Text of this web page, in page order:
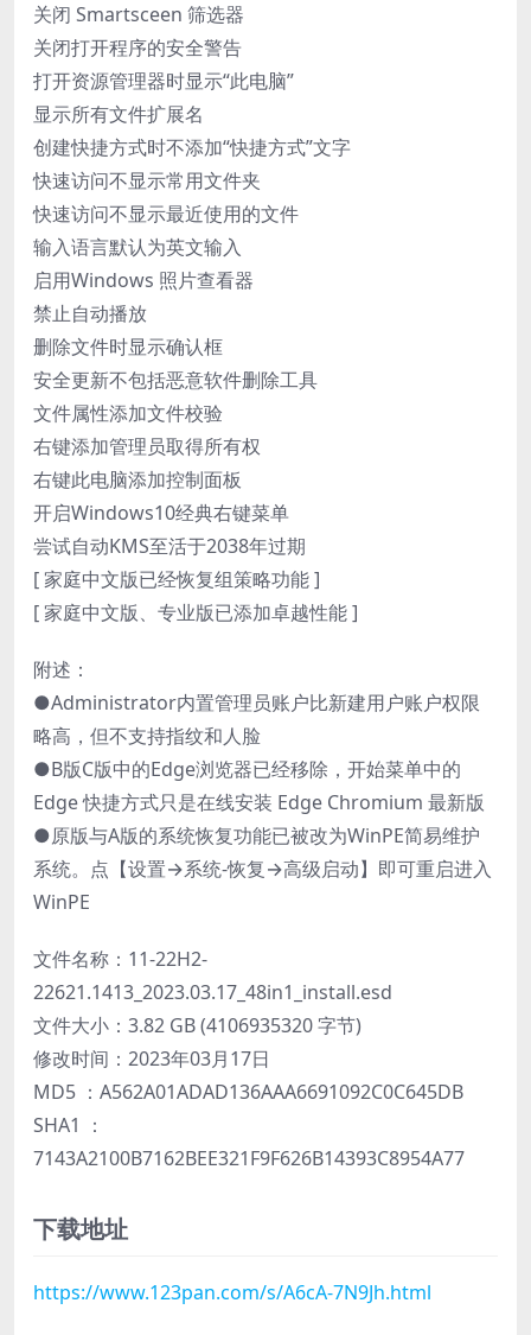
关闭 Smartsceen 筛选器
关闭打开程序的安全警告
打开资源管理器时显示“此电脑”
显示所有文件扩展名
创建快捷方式时不添加“快捷方式”文字
快速访问不显示常用文件夹
快速访问不显示最近使用的文件
输入语言默认为英文输入
启用Windows 照片查看器
禁止自动播放
删除文件时显示确认框
安全更新不包括恶意软件删除工具
文件属性添加文件校验
右键添加管理员取得所有权
右键此电脑添加控制面板
开启Windows10经典右键菜单
尝试自动KMS至活于2038年过期
[ 家庭中文版已经恢复组策略功能 ]
[ 家庭中文版、专业版已添加卓越性能 ]
附述：
●Administrator内置管理员账户比新建用户账户权限
略高，但不支持指纹和人脸
●B版C版中的Edge浏览器已经移除，开始菜单中的
Edge 快捷方式只是在线安装 Edge Chromium 最新版
●原版与A版的系统恢复功能已被改为WinPE简易维护
系统。点【设置→系统-恢复→高级启动】即可重启进入
WinPE
文件名称：11-22H2-
22621.1413_2023.03.17_48in1_install.esd
文件大小：3.82 GB (4106935320 字节)
修改时间：2023年03月17日
MD5 ：A562A01ADAD136AAA6691092C0C645DB
SHA1 ：
7143A2100B7162BEE321F9F626B14393C8954A77
下载地址
https://www.123pan.com/s/A6cA-7N9Jh.html